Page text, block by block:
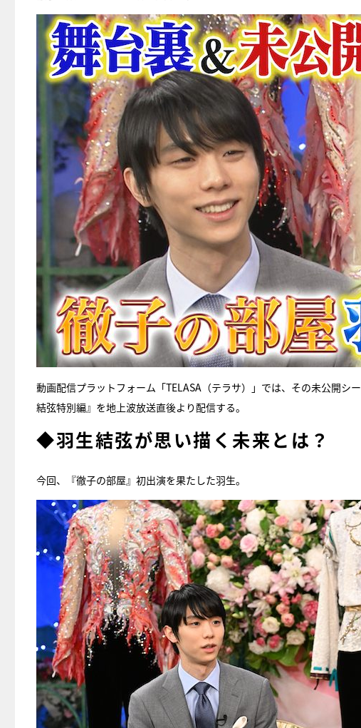
動画配信プラットフォーム「TELASA（テラサ）」では、その未公開
結弦特別編』を地上波放送直後より配信する。
◆羽生結弦が思い描く未来とは？
今回、『徹子の部屋』初出演を果たした羽生。